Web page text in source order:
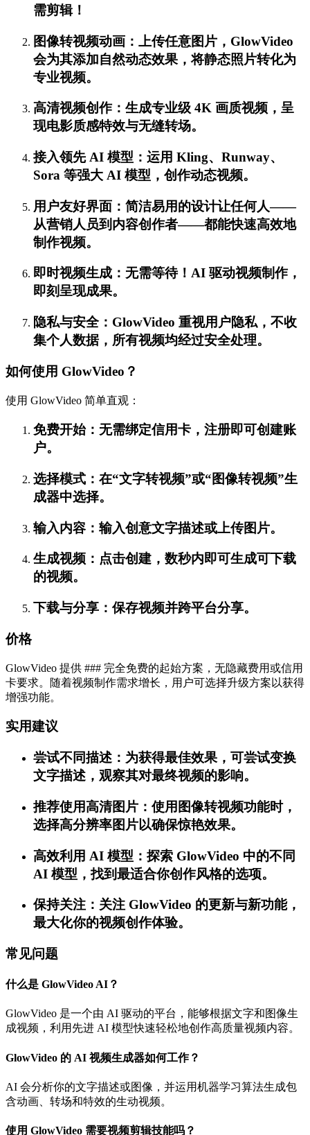
需剪辑！
图像转视频动画：上传任意图片，GlowVideo
会为其添加自然动态效果，将静态照片转化为
专业视频。
高清视频创作：生成专业级 4K 画质视频，呈
现电影质感特效与无缝转场。
接入领先 AI 模型：运用 Kling、Runway、
Sora 等强大 AI 模型，创作动态视频。
用户友好界面：简洁易用的设计让任何人——
从营销人员到内容创作者——都能快速高效地
制作视频。
即时视频生成：无需等待！AI 驱动视频制作，
即刻呈现成果。
隐私与安全：GlowVideo 重视用户隐私，不收
集个人数据，所有视频均经过安全处理。
如何使用 GlowVideo？
使用 GlowVideo 简单直观：
免费开始：无需绑定信用卡，注册即可创建账
户。
选择模式：在“文字转视频”或“图像转视频”生
成器中选择。
输入内容：输入创意文字描述或上传图片。
生成视频：点击创建，数秒内即可生成可下载
的视频。
下载与分享：保存视频并跨平台分享。
价格
GlowVideo 提供 ### 完全免费的起始方案，无隐藏费用或信用
卡要求。随着视频制作需求增长，用户可选择升级方案以获得
增强功能。
实用建议
尝试不同描述：为获得最佳效果，可尝试变换
文字描述，观察其对最终视频的影响。
推荐使用高清图片：使用图像转视频功能时，
选择高分辨率图片以确保惊艳效果。
高效利用 AI 模型：探索 GlowVideo 中的不同
AI 模型，找到最适合你创作风格的选项。
保持关注：关注 GlowVideo 的更新与新功能，
最大化你的视频创作体验。
常见问题
什么是 GlowVideo AI？
GlowVideo 是一个由 AI 驱动的平台，能够根据文字和图像生
成视频，利用先进 AI 模型快速轻松地创作高质量视频内容。
GlowVideo 的 AI 视频生成器如何工作？
AI 会分析你的文字描述或图像，并运用机器学习算法生成包
含动画、转场和特效的生动视频。
使用 GlowVideo 需要视频剪辑技能吗？